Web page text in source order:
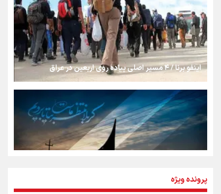
از طلوع خیابان‌ها تا غروب اشک
جمله‌ای که بغض چهارماهه را شکست؛ «آهای مردم، آقا از
تهران رفتند»
سه حسرتی که به دلم ماند
مومنِ مقتدرِ مظلوم
اینفو برنا / ۴ مسیر اصلی پیاده روی اربعین در عراق
پرونده ویژه